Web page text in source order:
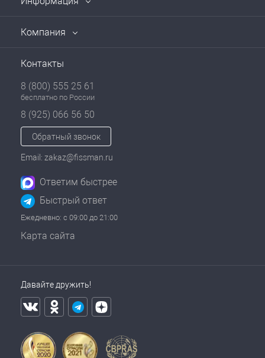
Компания
Контакты
8 (800) 555 25 61
бесплатно по России
8 (925) 066 56 50
Обратный звонок
Email: zakaz@fissman.ru
Ответим быстрее
Быстрый ответ
Ежедневно: с 09:00 до 21:00
Карта сайта
Давайте дружить!